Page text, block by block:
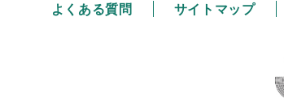
よくある質問 サイトマップ